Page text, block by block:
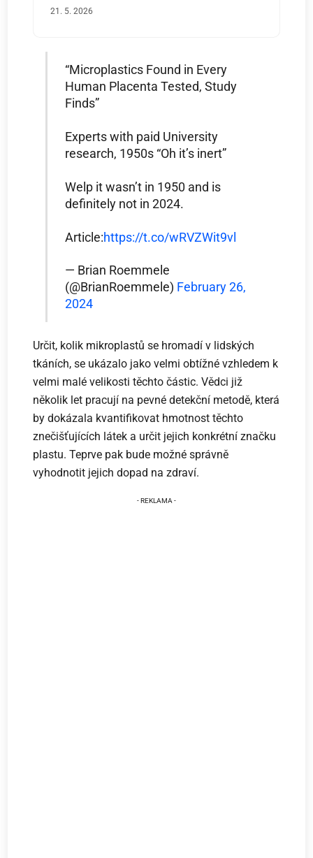
21. 5. 2026
“Microplastics Found in Every
Human Placenta Tested, Study
Finds”
Experts with paid University
research, 1950s “Oh it’s inert”
Welp it wasn’t in 1950 and is
definitely not in 2024.
Article:https://t.co/wRVZWit9vl
— Brian Roemmele
(@BrianRoemmele) February 26,
2024
Určit, kolik mikroplastů se hromadí v lidských
tkáních, se ukázalo jako velmi obtížné vzhledem k
velmi malé velikosti těchto částic. Vědci již
několik let pracují na pevné detekční metodě, která
by dokázala kvantifikovat hmotnost těchto
znečišťujících látek a určit jejich konkrétní značku
plastu. Teprve pak bude možné správně
vyhodnotit jejich dopad na zdraví.